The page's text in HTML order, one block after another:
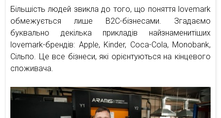
Більшість людей звикла до того, що поняття lovemark
обмежується лише B2C-бізнесами. Згадаємо
буквально декілька прикладів найзнаменитіших
lovemark-брендів: Apple, Kinder, Coca-Cola, Monobank,
Сільпо. Це все бізнеси, які орієнтуються на кінцевого
споживача.